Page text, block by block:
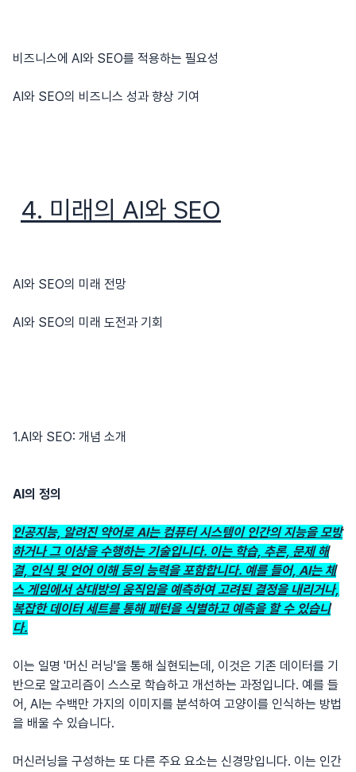
비즈니스에 AI와 SEO를 적용하는 필요성
AI와 SEO의 비즈니스 성과 향상 기여
4. 미래의 AI와 SEO
AI와 SEO의 미래 전망
AI와 SEO의 미래 도전과 기회
1.AI와 SEO: 개념 소개
AI의 정의
인공지능, 알려진 약어로 AI는 컴퓨터 시스템이 인간의 지능을 모방
하거나 그 이상을 수행하는 기술입니다. 이는 학습, 추론, 문제 해
결, 인식 및 언어 이해 등의 능력을 포함합니다. 예를 들어, AI는 체
스 게임에서 상대방의 움직임을 예측하여 고려된 결정을 내리거나,
복잡한 데이터 세트를 통해 패턴을 식별하고 예측을 할 수 있습니
다.
이는 일명 '머신 러닝'을 통해 실현되는데, 이것은 기존 데이터를 기
반으로 알고리즘이 스스로 학습하고 개선하는 과정입니다. 예를 들
어, AI는 수백만 가지의 이미지를 분석하여 고양이를 인식하는 방법
을 배울 수 있습니다.
머신러닝을 구성하는 또 다른 주요 요소는 신경망입니다. 이는 인간